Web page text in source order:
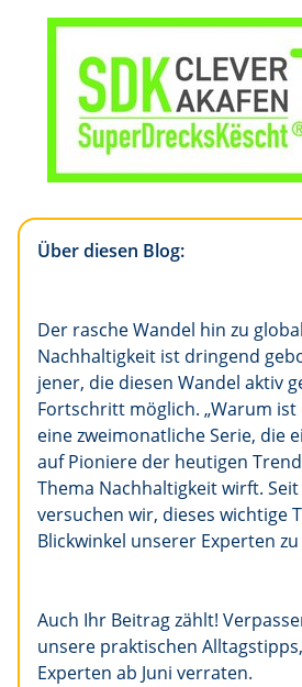
Über diesen Blog:
Der rasche Wandel hin zu
Nachhaltigkeit ist dringend
jener, die diesen Wandel aktiv
Fortschritt möglich. „Warum ist
eine zweimonatliche Serie, die
auf Pioniere der heutigen
Thema Nachhaltigkeit wirft. Seit
versuchen wir, dieses wichtige
Blickwinkel unserer Experten
Auch Ihr Beitrag zählt!
unsere praktischen
Experten ab Juni verraten.